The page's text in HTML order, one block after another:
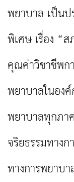
พยาบาล เป็น
พิเศษ เรื่อง “
คุณค่าวิชาชีพก
พยาบาลในอง
พยาบาลทุกภา
จริยธรรมทาง
ทางการพยาบ